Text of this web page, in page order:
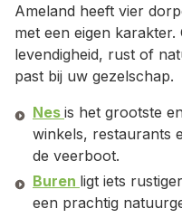
Ameland heeft vier
met een eigen
levendigheid, rust of
past bij uw gezelschap.
Nes is het grootste
winkels, restaurants
de veerboot.
Buren ligt iets
een prachtig